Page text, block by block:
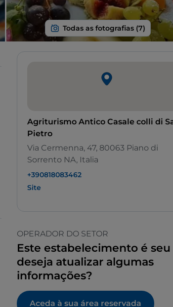
Agriturismo Antico Casale colli di
Pietro
Via Cermenna, 47, 80063 Piano di
Sorrento NA, Italia
+390818083462
Site
OPERADOR DO SETOR
Este estabelecimento é seu
deseja atualizar algumas
informações?
Aceda à sua área reservada